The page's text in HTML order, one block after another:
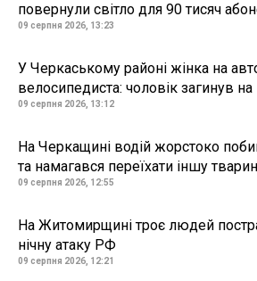
повернули світло для 90 тисяч
09 серпня 2026, 13:23
У Черкаському районі жінка на
велосипедиста: чоловік загинув на
09 серпня 2026, 13:12
На Черкащині водій жорстоко
та намагався переїхати іншу
09 серпня 2026, 12:55
На Житомирщині троє людей
нічну атаку РФ
09 серпня 2026, 12:21